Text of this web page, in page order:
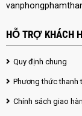
HỖ TRỢ KHÁCH
Quy định chung
Phương thức thanh
Chính sách giao